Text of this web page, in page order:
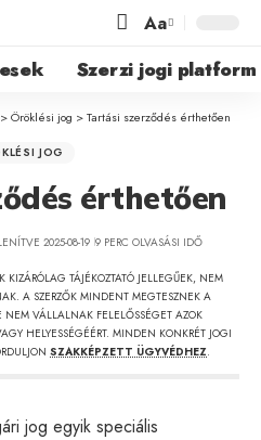
Aa
Szerzi jogi platform
>Öröklési jog >Tartási szerződés érthetően
JOG
érthetően
2025-08-19 9 PERC OLVASÁSI IDŐ
TÁJÉKOZTATÓ JELLEGŰEK, NEM
A SZERZŐK MINDENT MEGTESZNEK A
NEM VÁLLALNAK FELELŐSSÉGET AZOK
HELYESSÉGÉÉRT. MINDEN KONKRÉT JOGI
SZAKKÉPZETT ÜGYVÉDHEZ.
jog egyik speciális